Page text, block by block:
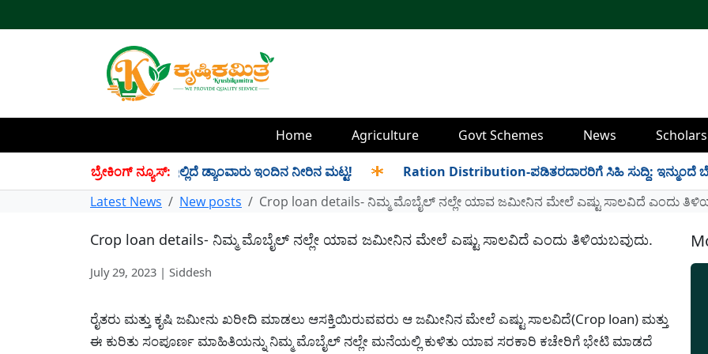
Home Agriculture Govt Schemes News
ಬ್ರೇಕಿಂಗ್ ನ್ಯೂಸ್:
TMC ನೀರು ಸಂಗ್ರಹ! ಇಲ್ಲಿದೆ ಡ್ಯಾಂವಾರು ಇಂದಿನ ನೀರಿನ ಮಟ್ಟ! ✱ Ration Distribution-ಪಡಿತರದಾರರಿಗೆ ಸಿಹಿ ಸುದ್ದಿ: ಇನ್ಮುಂದೆ ಬೆಳಿಗ್ಗೆ
Latest News
New posts Crop loan details- ನಿಮ್ಮ ಮೊಬೈಲ್ ನಲ್ಲೇ ಯಾವ ಜಮೀನಿನ ಮೇಲೆ ಎಷ್ಟು ಸಾಲವಿದೆ ಎಂದು
Crop loan details- ನಿಮ್ಮ ಮೊಬೈಲ್ ನಲ್ಲೇ ಯಾವ ಜಮೀನಿನ ಮೇಲೆ ಎಷ್ಟು ಸಾಲವಿದೆ ಎಂದು ತಿಳಿಯಬವುದು.
July 29, 2023 | Siddesh
ರೈತರು ಮತ್ತು ಕೃಷಿ ಜಮೀನು ಖರೀದಿ ಮಾಡಲು ಆಸಕ್ತಿಯಿರುವವರು ಆ ಜಮೀನಿನ ಮೇಲೆ ಎಷ್ಟು ಸಾಲವಿದೆ(Crop loan) ಮತ್ತು
ಈ ಕುರಿತು ಸಂಪೂರ್ಣ ಮಾಹಿತಿಯನ್ನು ನಿಮ್ಮ ಮೊಬೈಲ್ ನಲ್ಲೇ ಮನೆಯಲ್ಲಿ ಕುಳಿತು ಯಾವ ಸರಕಾರಿ ಕಚೇರಿಗೆ ಭೇಟಿ ಮಾಡದೆ